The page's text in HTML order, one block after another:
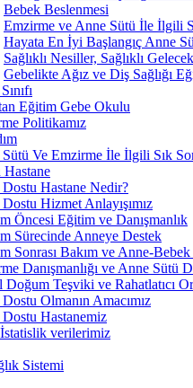
Bebek Beslenmesi
Emzirme ve Anne Sütü İle İlgili
Hayata En İyi Başlangıç Anne
Sağlıklı Nesiller, Sağlıklı
Gebelikte Ağız ve Diş Sağlığı
Eğitim Gebe Okulu
Politikamız
Ve Emzirme İle İlgili Sık
Hastane Nedir?
Hizmet Anlayışımız
Öncesi Eğitim ve Danışmanlık
Sürecinde Anneye Destek
Sonrası Bakım ve Anne-Bebek
Danışmanlığı ve Anne Sütü
Doğum Teşviki ve Rahatlatıcı
Olmanın Amacımız
Hastanemiz
verilerimiz
Sistemi